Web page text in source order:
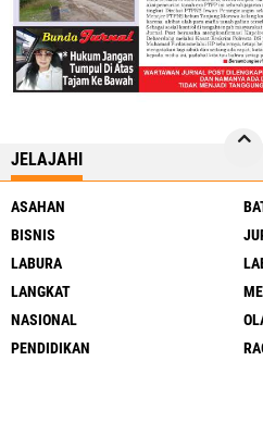
JELAJAHI
ASAHAN
BISNIS
LABURA
LANGKAT
NASIONAL
PENDIDIKAN